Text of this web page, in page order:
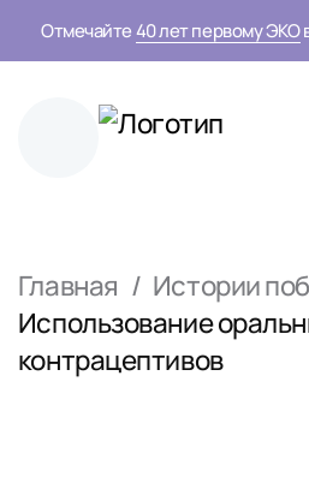
Отмечайте 40 лет первому ЭКО
Главная
Истории
Использование
контрацептивов